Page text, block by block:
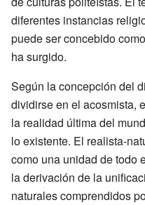
diferentes instancias
puede ser concebido
ha surgido.
Según la concepción del
dividirse en el acosmista,
la realidad última del
lo existente. El realista-
como una unidad de todo
la derivación de la
naturales comprendidos